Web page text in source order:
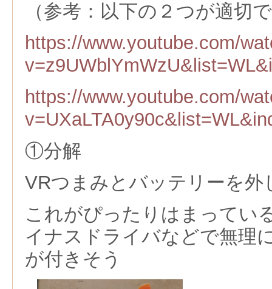
（参考：以下の２つが適切
https://www.youtube.com/
https://www.youtube.com/
①分解
VRつまみとバッテリーを外
これがぴったりはまってい
イナスドライバなどで無理
が付きそう